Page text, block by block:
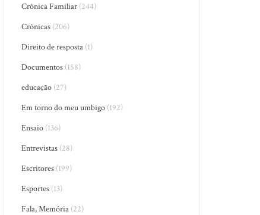
Crônica Familiar (244)
Crônicas (206)
Direito de resposta (1)
Documentos (158)
educação (27)
Em torno do meu umbigo (192)
Ensaio (136)
Entrevistas (28)
Escritores (199)
Esportes (13)
Fala, Memória (22)